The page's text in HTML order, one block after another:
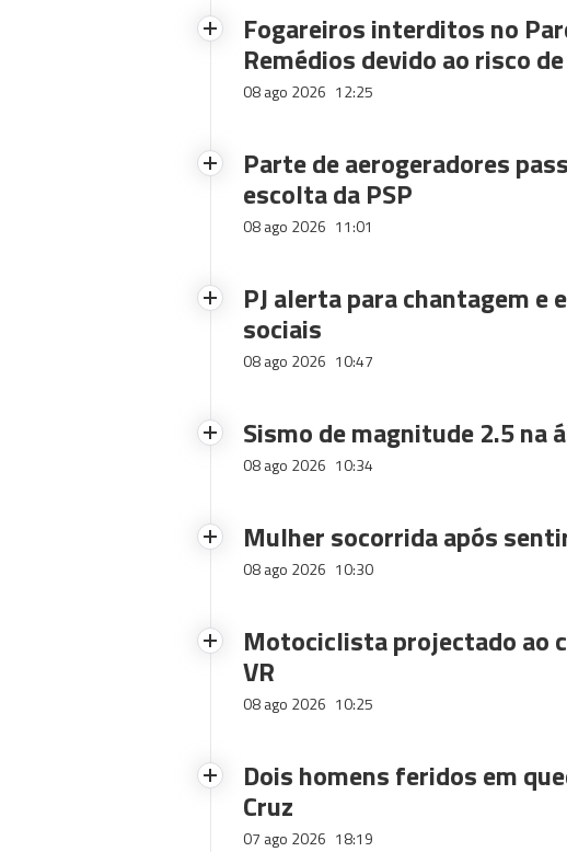
Fogareiros interditos no
Remédios devido ao risco
08 ago 2026 12:25
Parte de aerogeradores
escolta da PSP
08 ago 2026 11:01
PJ alerta para chantagem e
sociais
08 ago 2026 10:47
Sismo de magnitude 2.5 na
08 ago 2026 10:34
Mulher socorrida após
08 ago 2026 10:30
Motociclista projectado ao
VR
08 ago 2026 10:25
Dois homens feridos em
Cruz
07 ago 2026 18:19